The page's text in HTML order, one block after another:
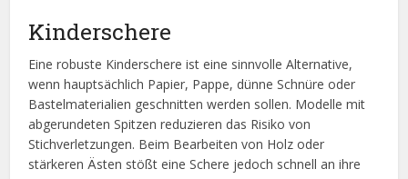
Kinderschere
Eine robuste Kinderschere ist eine sinnvolle Alternative,
wenn hauptsächlich Papier, Pappe, dünne Schnüre oder
Bastelmaterialien geschnitten werden sollen. Modelle mit
abgerundeten Spitzen reduzieren das Risiko von
Stichverletzungen. Beim Bearbeiten von Holz oder
stärkeren Ästen stößt eine Schere jedoch schnell an ihre